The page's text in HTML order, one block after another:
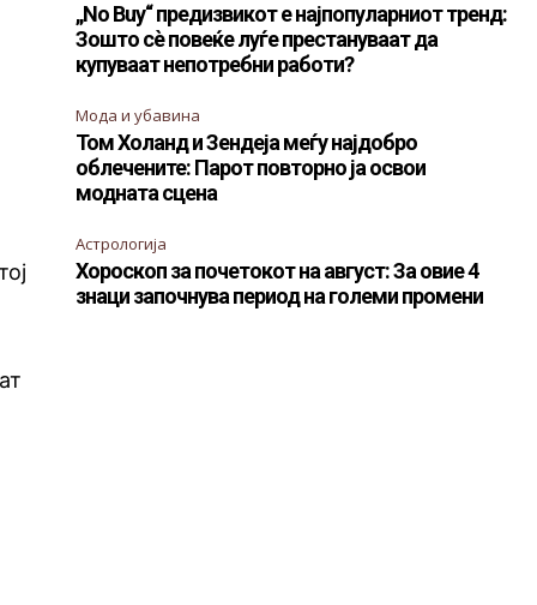
„No Buy“ предизвикот е најпопуларниот тренд:
Зошто сè повеќе луѓе престануваат да
купуваат непотребни работи?
Мода и убавина
Том Холанд и Зендеја меѓу најдобро
облечените: Парот повторно ја освои
модната сцена
Астрологија
Хороскоп за почетокот на август: За овие 4
знаци започнува период на големи промени